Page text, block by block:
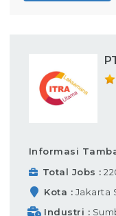
Informasi
Total Jobs
Kota
Jakarta
Industri